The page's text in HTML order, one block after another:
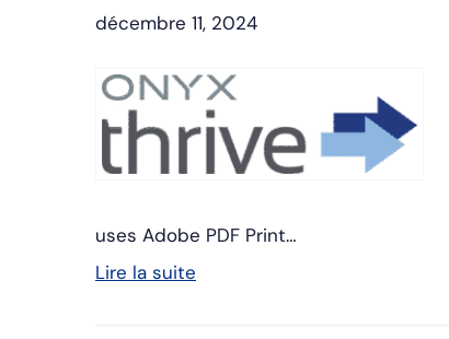
décembre 11, 2024
uses Adobe PDF Print…
Lire la suite